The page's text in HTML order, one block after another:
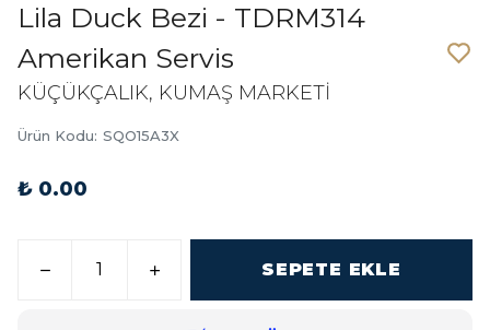
Lila Duck Bezi - TDRM314
Amerikan Servis
KÜÇÜKÇALIK, KUMAŞ MARKETİ
Ürün Kodu: SQO15A3X
₺ 0.00
SEPETE EKLE